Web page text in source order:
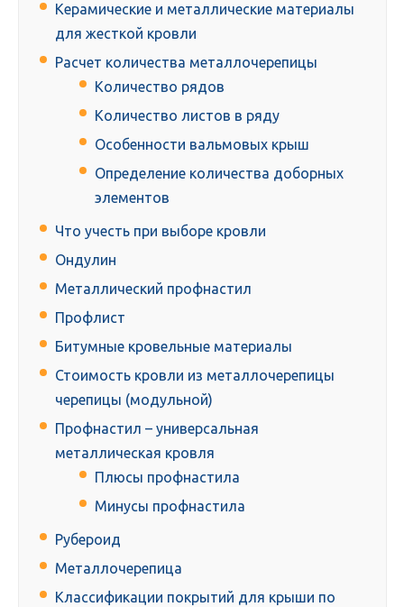
Керамические и металлические материалы
для жесткой кровли
Расчет количества металлочерепицы
Количество рядов
Количество листов в ряду
Особенности вальмовых крыш
Определение количества доборных
элементов
Что учесть при выборе кровли
Ондулин
Металлический профнастил
Профлист
Битумные кровельные материалы
Стоимость кровли из металлочерепицы
черепицы (модульной)
Профнастил – универсальная
металлическая кровля
Плюсы профнастила
Минусы профнастила
Рубероид
Металлочерепица
Классификации покрытий для крыши по